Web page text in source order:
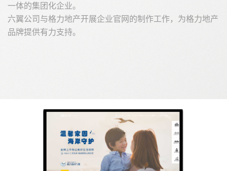
一体的集团化企业。
六翼公司与格力地产开展企业官网的制作工作，为格力地产
品牌提供有力支持。